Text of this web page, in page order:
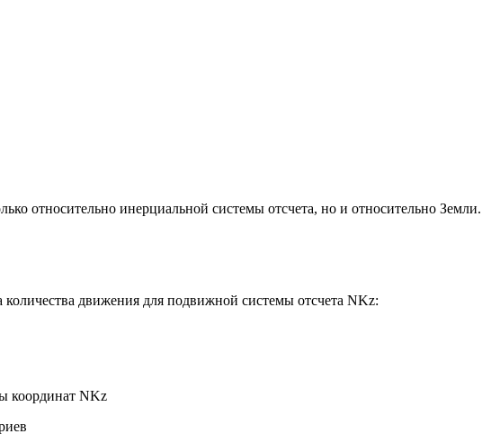
относительно инерциальной системы отсчета, но и относительно Земли.
движения для подвижной системы отсчета NKz:
координат NKz